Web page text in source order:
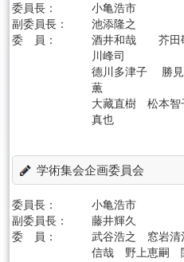
委員長：
小亀浩市
副委員長：
池添隆之
委 員：
酒井和哉 芥田
川峰司
德川多津子 勝
薫
大藏直樹 松本
真也
学術集会企画委員会
委員長：
小亀浩市
副委員長：
藤井輝久
委 員：
武谷浩之 窓岩
信哉 野上恵嗣